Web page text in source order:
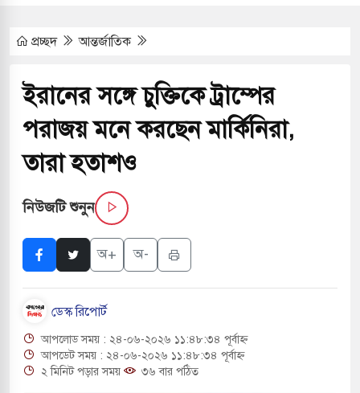
জুমার বয়ান ও নামাজ পড়াবেন দেওবন্দের
বাংলা ছাড়লেন জনপ্রিয় ভারতীয় সাংবাদিক ময়ূখ রঞ্জন
শোন অ্যারেস্ট আবেদন, বরগুনার এসআইয়ের বিরুদ্ধে
জাদুঘর নতুন বাংলাদেশের পথচলার কেন্দ্র হবে: ড.
বিভিন্ন খাতে সৌদির বিনিয়োগের আহবান প্রধানমন্ত্রীর
প্রচ্ছদ আন্তর্জাতিক
ইরানের সঙ্গে চুক্তিকে ট্রাম্পের
পরাজয় মনে করছেন মার্কিনিরা,
তারা হতাশও
নিউজটি শুনুন
অ+ অ-
ডেস্ক রিপোর্ট
আপলোড সময় : ২৪-০৬-২০২৬ ১১:৪৮:৩৪ পূর্বাহ্ন
আপডেট সময় : ২৪-০৬-২০২৬ ১১:৪৮:৩৪ পূর্বাহ্ন
২ মিনিট পড়ার সময়
৩৬ বার পঠিত